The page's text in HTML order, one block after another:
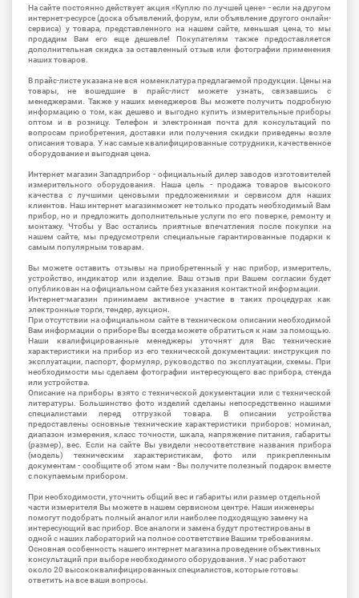
На сайте постоянно действует акция «Куплю по лучшей цене» - если на другом
интернет-ресурсе (доска объявлений, форум, или объявление другого онлайн-
сервиса) у товара, представленного на нашем сайте, меньшая цена, то мы
продадим Вам его еще дешевле! Покупателям также предоставляется
дополнительная скидка за оставленный отзыв или фотографии применения
наших товаров.
В прайс-листе указана не вся номенклатура предлагаемой продукции. Цены на
товары, не вошедшие в прайс-лист можете узнать, связавшись с
менеджерами. Также у наших менеджеров Вы можете получить подробную
информацию о том, как дешево и выгодно купить измерительные приборы
оптом и в розницу. Телефон и электронная почта для консультаций по
вопросам приобретения, доставки или получения скидки приведены возле
описания товара. У нас самые квалифицированные сотрудники, качественное
оборудование и выгодная цена.
Интернет магазин Западприбор - официальный дилер заводов изготовителей
измерительного оборудования. Наша цель - продажа товаров высокого
качества с лучшими ценовыми предложениями и сервисом для наших
клиентов. Наш интернет магазинможет не только продать необходимый Вам
прибор, но и предложить дополнительные услуги по его поверке, ремонту и
монтажу. Чтобы у Вас остались приятные впечатления после покупки на
нашем сайте, мы предусмотрели специальные гарантированные подарки к
самым популярным товарам.
Вы можете оставить отзывы на приобретенный у нас прибор, измеритель,
устройство, индикатор или изделие. Ваш отзыв при Вашем согласии будет
опубликован на официальном сайте без указания контактной информации.
Интернет-магазин принимаем активное участие в таких процедурах как
электронные торги, тендер, аукцион.
При отсутствии на официальном сайте в техническом описании необходимой
Вам информации о приборе Вы всегда можете обратиться к нам за помощью.
Наши квалифицированные менеджеры уточнят для Вас технические
характеристики на прибор из его технической документации: инструкция по
эксплуатации, паспорт, формуляр, руководство по эксплуатации, схемы. При
необходимости мы сделаем фотографии интересующего вас прибора, стенда
или устройства.
Описание на приборы взято с технической документации или с технической
литературы. Большинство фото изделий сделаны непосредственно нашими
специалистами перед отгрузкой товара. В описании устройства
предоставлены основные технические характеристики приборов: номинал,
диапазон измерения, класс точности, шкала, напряжение питания, габариты
(размер), вес. Если на сайте Вы увидели несоответствие названия прибора
(модель) техническим характеристикам, фото или прикрепленным
документам - сообщите об этом нам - Вы получите полезный подарок вместе
с покупаемым прибором.
При необходимости, уточнить общий вес и габариты или размер отдельной
части измерителя Вы можете в нашем сервисном центре. Наши инженеры
помогут подобрать полный аналог или наиболее подходящую замену на
интересующий вас прибор. Все аналоги и замена будут протестированы в
одной с наших лабораторий на полное соответствие Вашим требованиям.
Основная особенность нашего интернет магазина проведение объективных
консультаций при выборе необходимого оборудования. У нас работают
около 20 высококвалифицированных специалистов, которые готовы
ответить на все ваши вопросы.